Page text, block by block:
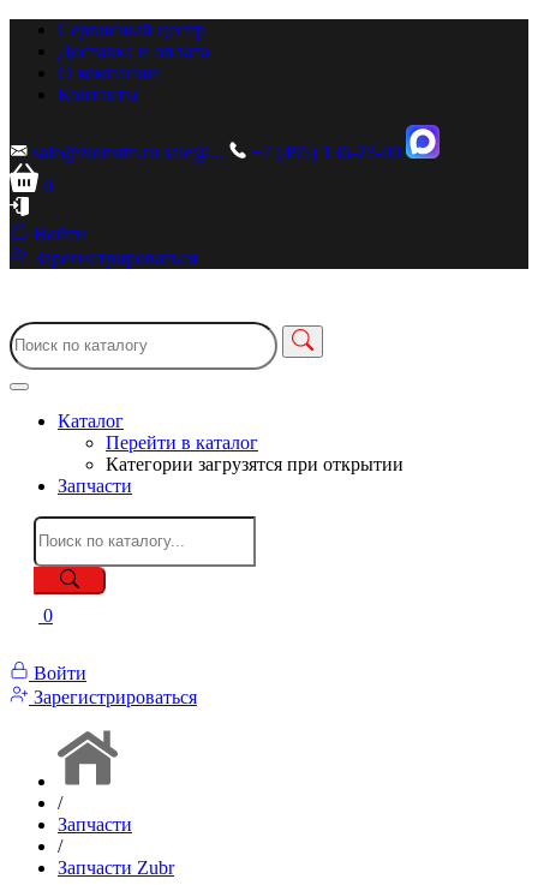
Сервисный центр
Доставка и оплата
О компании
Контакты
sale@zionstm.ru sale@...
+7 (495) 136-23-00
0
Войти
Зарегистрироваться
Каталог
Перейти в каталог
Категории загрузятся при открытии
Запчасти
0
Войти
Зарегистрироваться
/
Запчасти
/
Запчасти Zubr